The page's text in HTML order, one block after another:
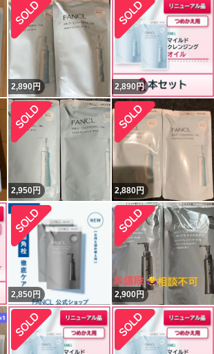
2,890円 2,890 円
2,950円 2,880円
2,850 円 2,900円